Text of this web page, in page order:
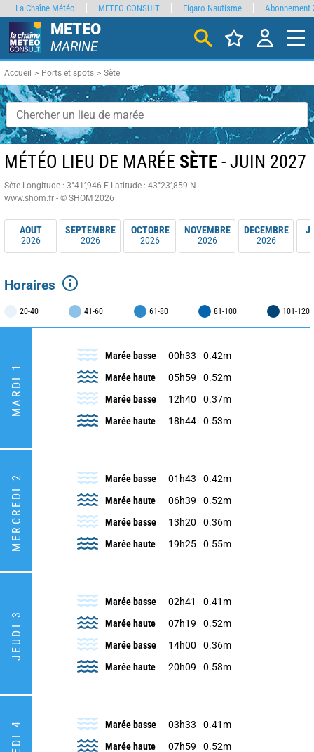
METEO
MARINE
Accueil Ports et spots Sète
MÉTÉO LIEU DE MARÉE SÈTE - JUIN 2027
Sète Longitude : 3°41’,946 E Latitude : 43°23’,859 N
www.shom.fr - © SHOM 2026
AOUT
2026
SEPTEMBRE
2026
OCTOBRE
2026
NOVEMBRE
2026
DECEMBRE
2026
Horaires
20-40 41-60 61-80 81-100 101-120
MARDI 1
Marée basse 00h33
0.42m
Marée haute
05h59
0.52m
Marée basse
12h40
0.37m
Marée haute
18h44 0.53m
MERCREDI 2 Marée basse 01h43
0.42m
Marée haute
06h39
0.52m
Marée basse
13h20
0.36m
Marée haute
19h25 0.55m
JEUDI 3
Marée basse 02h41
0.41m
Marée haute
07h19
0.52m
Marée basse
14h00
0.36m
Marée haute
20h09 0.58m
Marée basse 03h33
0.41m
Marée haute
07h59
0.52m
La Chaîne Météo METEO CONSULT Figaro Nautisme Abonnement